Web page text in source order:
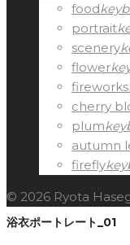
food
portrait
scenery
flower
fireworks
cherry
plum
autumn
firefly
© 2026 Ryota
浴衣ポートレート_01